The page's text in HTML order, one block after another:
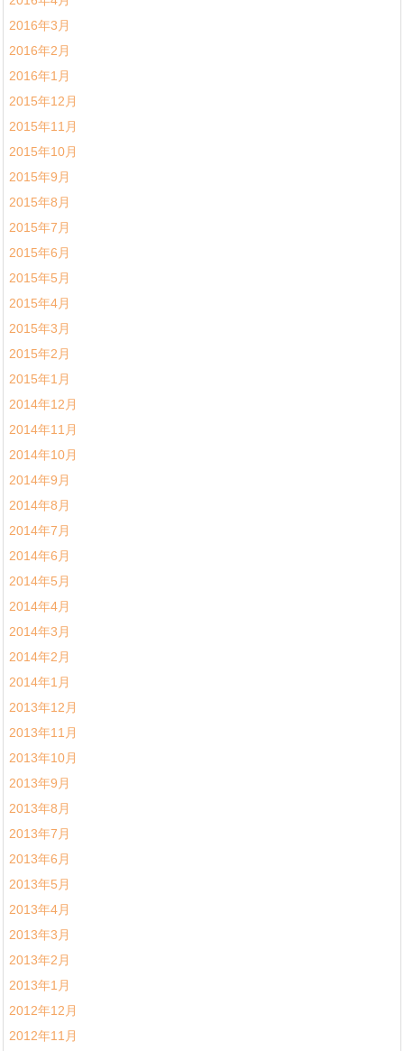
2016年3月
2016年2月
2016年1月
2015年12月
2015年11月
2015年10月
2015年9月
2015年8月
2015年7月
2015年6月
2015年5月
2015年4月
2015年3月
2015年2月
2015年1月
2014年12月
2014年11月
2014年10月
2014年9月
2014年8月
2014年7月
2014年6月
2014年5月
2014年4月
2014年3月
2014年2月
2014年1月
2013年12月
2013年11月
2013年10月
2013年9月
2013年8月
2013年7月
2013年6月
2013年5月
2013年4月
2013年3月
2013年2月
2013年1月
2012年12月
2012年11月